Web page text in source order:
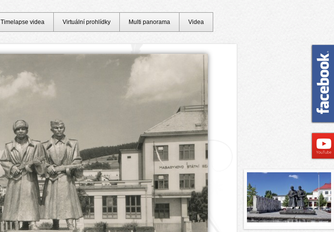
Timelapse videa Virtuální prohlídky Multi panorama Videa